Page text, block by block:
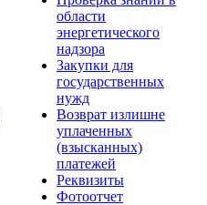
области
энергетического
надзора
Закупки для
государственных
нужд
Возврат излишне
уплаченных
(взысканных)
платежей
Реквизиты
Фотоотчет